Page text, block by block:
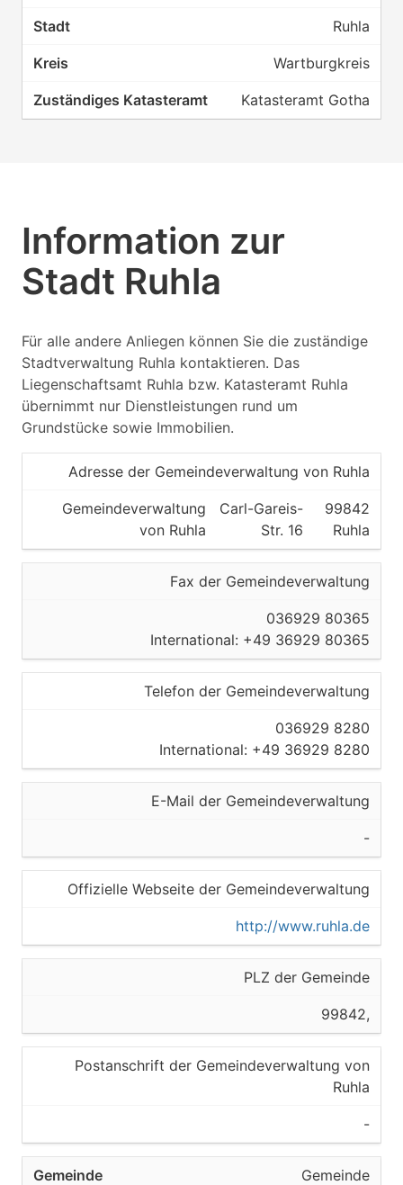
Ruhla
Wartburgkreis
Katasteramt Gotha
Information zur
Stadt Ruhla
Für alle andere Anliegen können Sie die zuständige
Stadtverwaltung Ruhla kontaktieren. Das
Liegenschaftsamt Ruhla bzw. Katasteramt Ruhla
übernimmt nur Dienstleistungen rund um
Grundstücke sowie Immobilien.
Adresse der Gemeindeverwaltung von Ruhla
Gemeindeverwaltung
von Ruhla
Carl-Gareis-
Str. 16
99842
Ruhla
Fax der Gemeindeverwaltung
036929 80365
International: +49 36929 80365
Telefon der Gemeindeverwaltung
036929 8280
International: +49 36929 8280
E-Mail der Gemeindeverwaltung
-
Offizielle Webseite der Gemeindeverwaltung
http://www.ruhla.de
PLZ der Gemeinde
99842,
Postanschrift der Gemeindeverwaltung von
Ruhla
-
Gemeinde